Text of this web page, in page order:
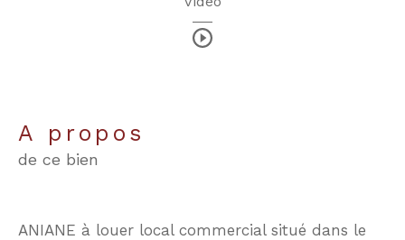
a propos
de ce bien
ANIANE à louer local commercial situé dans le